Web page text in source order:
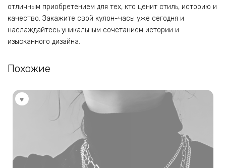
отличным приобретением для тех, кто ценит стиль, историю и
качество. Закажите свой кулон-часы уже сегодня и
наслаждайтесь уникальным сочетанием истории и
изысканного дизайна.
Похожие